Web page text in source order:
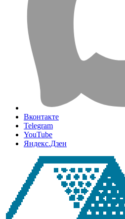
Вконтакте
Telegram
YouTube
Яндекс.Дзен